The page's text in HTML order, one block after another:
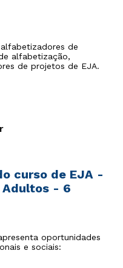
de
alfabetização,
de projetos de EJA.
curso de EJA -
Adultos - 6
oportunidades
e sociais: